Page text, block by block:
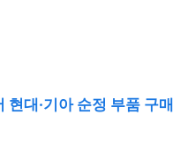
현대·기아 순정 부품 구매